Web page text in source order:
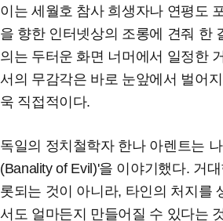
이는 세월호 참사 희생자나 연평도
을 향한 인터넷상의 조롱에 견줘 한
의는 두터운 화면 너머에서 일정한
서의 무감각은 바로 눈앞에서 벌어
욱 직접적이다.
독일의 정치철학자 한나 아렌트는
(Banality of Evil)'을 이야기했다. 거
롯되는 것이 아니라, 타인의 처지를
서도 얼마든지 만들어질 수 있다는